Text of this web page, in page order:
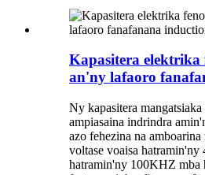
Kapasitera elektrika
an'ny lafaoro
Ny kapasitera
ampiasaina indrindra
azo fehezina na
voltase voaisa hatramin'ny
hatramin'ny 100KHZ mba